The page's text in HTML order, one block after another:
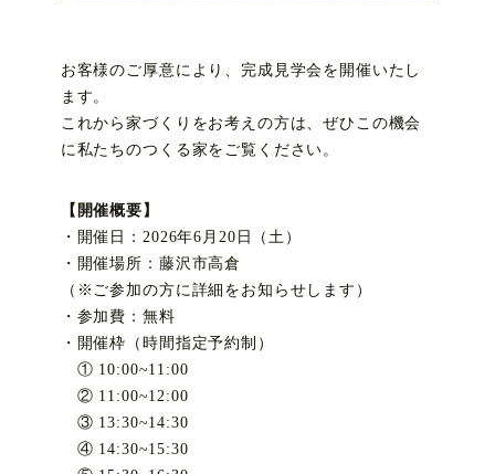
お客様のご厚意により、完成見学会を開催いたし
ます。
これから家づくりをお考えの方は、ぜひこの機会
に私たちのつくる家をご覧ください。
【開催概要】
・開催日：2026年6月20日（土）
・開催場所：藤沢市高倉
（※ご参加の方に詳細をお知らせします）
・参加費：無料
・開催枠（時間指定予約制）
① 10:00~11:00
② 11:00~12:00
③ 13:30~14:30
④ 14:30~15:30